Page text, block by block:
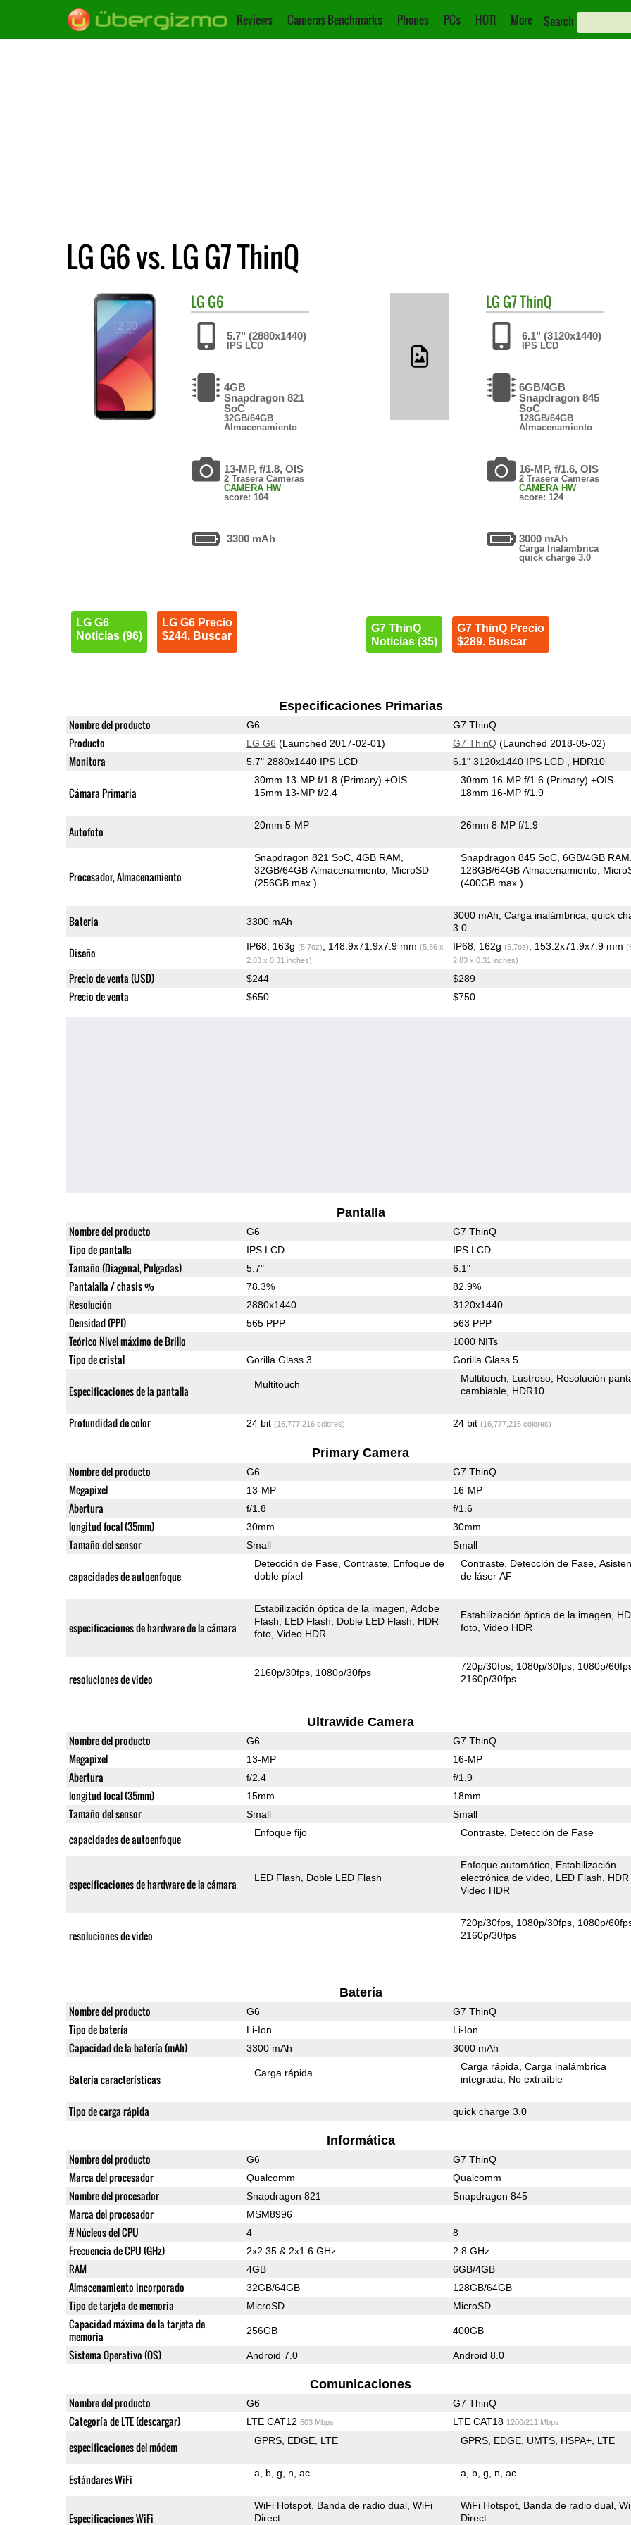
Reviews Cameras Benchmarks Phones PCs HOT! More Search
LG G6 vs. LG G7 ThinQ
LG G6
5.7" (2880x1440)
IPS LCD
4GB
Snapdragon 821
SoC
32GB/64GB
Almacenamiento
13-MP, f/1.8, OIS
2 Trasera Cameras
CAMERA HW
score: 104
3300 mAh
LG G6
Noticias (96)
LG G6 Precio
$244. Buscar
LG G7 ThinQ
6.1" (3120x1440)
IPS LCD
6GB/4GB
Snapdragon 845
SoC
128GB/64GB
Almacenamiento
16-MP, f/1.6, OIS
2 Trasera Cameras
CAMERA HW
score: 124
3000 mAh
Carga Inalambrica
quick charge 3.0
G7 ThinQ
Noticias (35)
G7 ThinQ Precio
$289. Buscar
Especificaciones Primarias
Nombre del producto G6 G7 ThinQ
Producto LG G6 (Launched 2017-02-01) G7 ThinQ(Launched 2018-05-02)
Monitora 5.7" 2880x1440 IPS LCD 6.1" 3120x1440 IPS LCD , HDR10
Cámara Primaria
30mm 13-MP f/1.8(Primary) +OIS
15mm 13-MP f/2.4
30mm 16-MP f/1.6(Primary) +OIS
18mm 16-MP f/1.9
Autofoto 20mm 5-MP 26mm 8-MP f/1.9
Procesador, Almacenamiento
Snapdragon 821 SoC 4GB RAM
32GB/64GB Almacenamiento MicroSD
(256GB max.)
Snapdragon 845 SoC 6GB/4GB RAM
128GB/64GB Almacenamiento
(400GB max.)
Bateria 3300 mAh
3000 mAh, Carga inalámbrica, quick
3.0
Diseño IP68, 163g (5.7oz) , 148.9x71.9x7.9 mm (5.86 x
2.83 x 0.31 inches)
IP68, 162g (5.7oz) , 153.2x71.9x7.9 mm
2.83 x 0.31 inches)
Precio de venta (USD) $244 $289
Precio de venta $650 $750
Pantalla
Nombre del producto G6 G7 ThinQ
Tipo de pantalla IPS LCD IPS LCD
Tamaño (Diagonal, Pulgadas) 5.7" 6.1"
Pantalalla / chasis % 78.3% 82.9%
Resolución 2880x1440 3120x1440
Densidad (PPI) 565 PPP 563 PPP
Teórico Nivel máximo de Brillo 1000 NITs
Tipo de cristal Gorilla Glass 3 Gorilla Glass 5
Especificaciones de la pantalla Multitouch
Multitouch Lustroso Resolución
cambiable HDR10
Profundidad de color 24 bit (16,777,216 colores) 24 bit (16,777,216 colores)
Primary Camera
Nombre del producto G6 G7 ThinQ
Megapixel 13-MP 16-MP
Abertura f/1.8 f/1.6
longitud focal (35mm) 30mm 30mm
Tamaño del sensor Small Small
capacidades de autoenfoque
Detección de Fase Contraste Enfoque de
doble píxel
Contraste Detección de Fase
de láser AF
especificaciones de hardware de la cámara
Estabilización óptica de la imagen Adobe
Flash
LED Flash Doble LED Flash
HDR
foto Video HDR
Estabilización óptica de la imagen
foto Video HDR
resoluciones de video 2160p/30fps 1080p/30fps
720p/30fps 1080p/30fps 1080p/
2160p/30fps
Ultrawide Camera
Nombre del producto G6 G7 ThinQ
Megapixel 13-MP 16-MP
Abertura f/2.4 f/1.9
longitud focal (35mm) 15mm 18mm
Tamaño del sensor Small Small
capacidades de autoenfoque Enfoque fijo Contraste Detección de Fase
especificaciones de hardware de la cámara LED Flash Doble LED Flash
Enfoque automático Estabilización
electrónica de video LED Flash
Video HDR
resoluciones de video
720p/30fps 1080p/30fps 1080p/
2160p/30fps
Batería
Nombre del producto G6 G7 ThinQ
Tipo de batería Li-Ion Li-Ion
Capacidad de la batería (mAh) 3300 mAh 3000 mAh
Batería características Carga rápida
Carga rápida Carga inalámbrica
integrada
No extraíble
Tipo de carga rápida quick charge 3.0
Informática
Nombre del producto G6 G7 ThinQ
Marca del procesador Qualcomm Qualcomm
Nombre del procesador Snapdragon 821 Snapdragon 845
Marca del procesador MSM8996
# Núcleos del CPU 4 8
Frecuencia de CPU (GHz) 2x2.35 & 2x1.6 GHz 2.8 GHz
RAM 4GB 6GB/4GB
Almacenamiento incorporado 32GB/64GB 128GB/64GB
Tipo de tarjeta de memoria MicroSD MicroSD
Capacidad máxima de la tarjeta de
memoria
256GB 400GB
Sistema Operativo (OS) Android 7.0 Android 8.0
Comunicaciones
Nombre del producto G6 G7 ThinQ
Categoría de LTE (descargar) LTE CAT12 603 Mbps LTE CAT18 1200/211 Mbps
especificaciones del módem GPRS EDGE LTE GPRS EDGE UMTS HSPA+ LTE
Estándares WiFi a b g n ac a b g n ac
Especificaciones WiFi
WiFi Hotspot Banda de radio dual WiFi
Direct
WiFi Hotspot Banda de radio dual
Direct